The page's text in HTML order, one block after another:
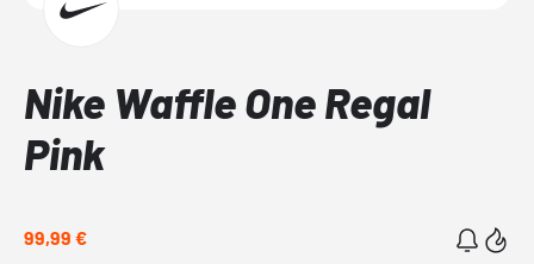
Nike Waffle One Regal
Pink
99,99 €